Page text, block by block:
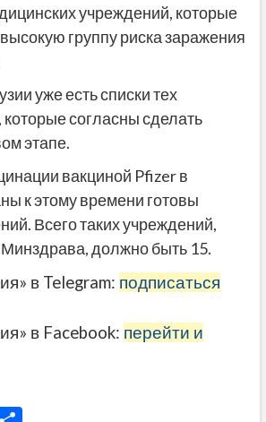
учреждений, которые
группу риска заражения
уже есть списки тех
согласны сделать
этапе.
вакциной Pfizer в
к этому времени готовы
Всего таких учреждений,
должно быть 15.
в Telegram: подписаться
в Facebook: перейти и